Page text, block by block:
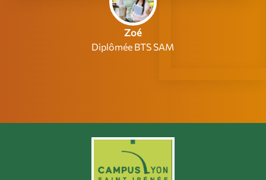
Zoé
Diplômée BTS SAM